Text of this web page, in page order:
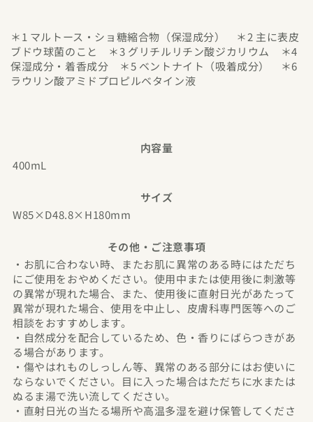
＊1 マルトース・ショ糖縮合物（保湿成分） ＊2 主に表皮
ブドウ球菌のこと ＊3 グリチルリチン酸ジカリウム ＊4
保湿成分・着香成分 ＊5 ベントナイト（吸着成分） ＊6
ラウリン酸アミドプロピルベタイン液
内容量
400mL
サイズ
W85×D48.8×H180mm
その他・ご注意事項
・お肌に合わない時、またお肌に異常のある時にはただち
にご使用をおやめください。使用中または使用後に刺激等
の異常が現れた場合、また、使用後に直射日光があたって
異常が現れた場合、使用を中止し、皮膚科専門医等へのご
相談をおすすめします。
・自然成分を配合しているため、色・香りにばらつきがあ
る場合があります。
・傷やはれものしっしん等、異常のある部分にはお使いに
ならないでください。目に入った場合はただちに水または
ぬるま湯で洗い流してください。
・直射日光の当たる場所や高温多湿を避け保管してくださ